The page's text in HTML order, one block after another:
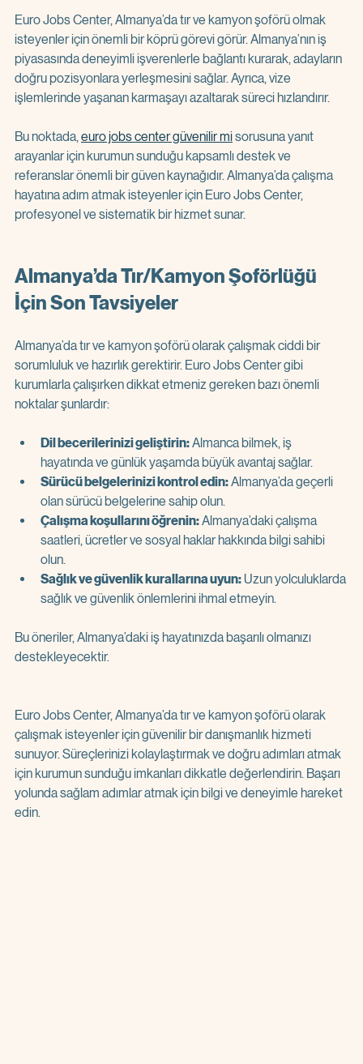
Euro Jobs Center, Almanya’da tır ve kamyon şoförü olmak
isteyenler için önemli bir köprü görevi görür. Almanya’nın iş
piyasasında deneyimli işverenlerle bağlantı kurarak, adayların
doğru pozisyonlara yerleşmesini sağlar. Ayrıca, vize
işlemlerinde yaşanan karmaşayı azaltarak süreci hızlandırır.
Bu noktada, euro jobs center güvenilir mi sorusuna yanıt
arayanlar için kurumun sunduğu kapsamlı destek ve
referanslar önemli bir güven kaynağıdır. Almanya’da çalışma
hayatına adım atmak isteyenler için Euro Jobs Center,
profesyonel ve sistematik bir hizmet sunar.
Almanya’da Tır/Kamyon Şoförlüğü
İçin Son Tavsiyeler
Almanya’da tır ve kamyon şoförü olarak çalışmak ciddi bir
sorumluluk ve hazırlık gerektirir. Euro Jobs Center gibi
kurumlarla çalışırken dikkat etmeniz gereken bazı önemli
noktalar şunlardır:
Dil becerilerinizi geliştirin: Almanca bilmek, iş
hayatında ve günlük yaşamda büyük avantaj sağlar.
Sürücü belgelerinizi kontrol edin: Almanya’da geçerli
olan sürücü belgelerine sahip olun.
Çalışma koşullarını öğrenin: Almanya’daki çalışma
saatleri, ücretler ve sosyal haklar hakkında bilgi sahibi
olun.
Sağlık ve güvenlik kurallarına uyun: Uzun yolculuklarda
sağlık ve güvenlik önlemlerini ihmal etmeyin.
Bu öneriler, Almanya’daki iş hayatınızda başarılı olmanızı
destekleyecektir.
Euro Jobs Center, Almanya’da tır ve kamyon şoförü olarak
çalışmak isteyenler için güvenilir bir danışmanlık hizmeti
sunuyor. Süreçlerinizi kolaylaştırmak ve doğru adımları atmak
için kurumun sunduğu imkanları dikkatle değerlendirin. Başarı
yolunda sağlam adımlar atmak için bilgi ve deneyimle hareket
edin.